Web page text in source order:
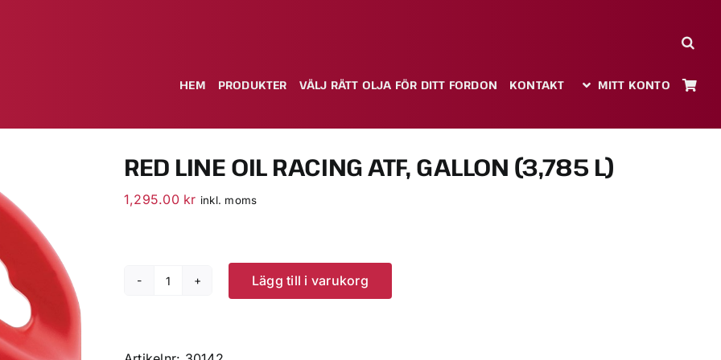
HEM PRODUKTER VÄLJ RÄTT OLJA FÖR DITT FORDON KONTAKT MITT KONTO
RED LINE OIL RACING ATF, GALLON (3,785 L)
1,295.00 kr inkl. moms
Red
Racing
Lägg till i varukorg